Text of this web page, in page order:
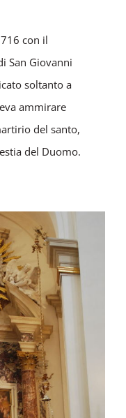
con il
San Giovanni
soltanto a
ammirare
del santo,
del Duomo.